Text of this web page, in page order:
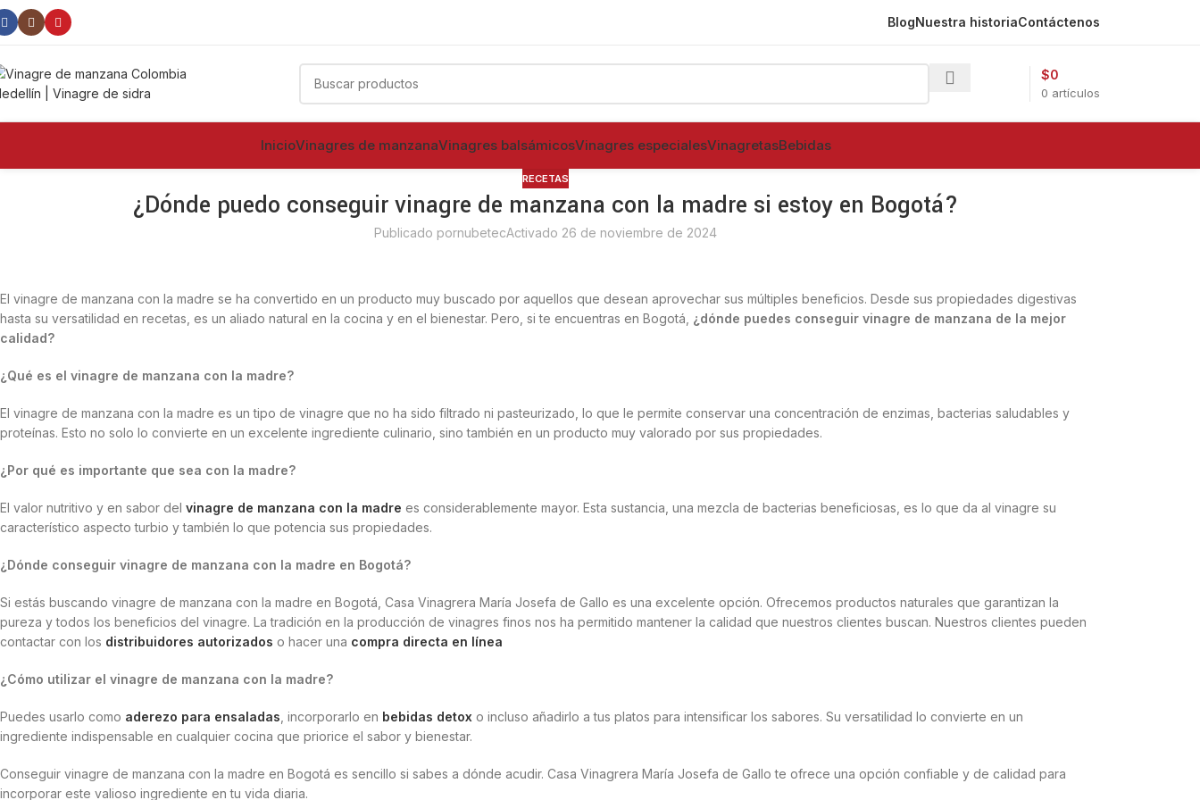
BlogNuestra historiaContáctenos
0 artículos
$0
InicioVinagres de manzanaVinagres balsámicosVinagres especialesVinagretasBebidas
RECETAS
¿Dónde puedo conseguir vinagre de manzana con la madre si estoy en Bogotá?
Publicado pornubetecActivado 26 de noviembre de 2024
El vinagre de manzana con la madre se ha convertido en un producto muy buscado por aquellos que desean aprovechar sus múltiples beneficios. Desde sus propiedades digestivas
hasta su versatilidad en recetas, es un aliado natural en la cocina y en el bienestar. Pero, si te encuentras en Bogotá, ¿dónde puedes conseguir vinagre de manzana de la mejor
calidad?
¿Qué es el vinagre de manzana con la madre?
El vinagre de manzana con la madre es un tipo de vinagre que no ha sido filtrado ni pasteurizado, lo que le permite conservar una concentración de enzimas, bacterias saludables y
proteínas. Esto no solo lo convierte en un excelente ingrediente culinario, sino también en un producto muy valorado por sus propiedades.
¿Por qué es importante que sea con la madre?
El valor nutritivo y en sabor del vinagre de manzana con la madre es considerablemente mayor. Esta sustancia, una mezcla de bacterias beneficiosas, es lo que da al vinagre su
característico aspecto turbio y también lo que potencia sus propiedades.
¿Dónde conseguir vinagre de manzana con la madre en Bogotá?
Si estás buscando vinagre de manzana con la madre en Bogotá, Casa Vinagrera María Josefa de Gallo es una excelente opción. Ofrecemos productos naturales que garantizan la
pureza y todos los beneficios del vinagre. La tradición en la producción de vinagres finos nos ha permitido mantener la calidad que nuestros clientes buscan. Nuestros clientes pueden
contactar con los distribuidores autorizados o hacer una compra directa en línea
¿Cómo utilizar el vinagre de manzana con la madre?
Puedes usarlo como aderezo para ensaladas incorporarlo en bebidas detox o incluso añadirlo a tus platos para intensificar los sabores. Su versatilidad lo convierte en un
ingrediente indispensable en cualquier cocina que priorice el sabor y bienestar.
Conseguir vinagre de manzana con la madre en Bogotá es sencillo si sabes a dónde acudir. Casa Vinagrera María Josefa de Gallo te ofrece una opción confiable y de calidad para
incorporar este valioso ingrediente en tu vida diaria.